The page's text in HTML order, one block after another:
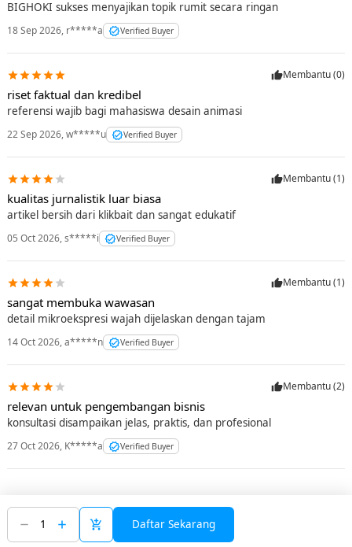
BIGHOKI sukses menyajikan topik rumit secara ringan
18 Sep 2026, r*****a Verified Buyer
Membantu (0)
riset faktual dan kredibel
referensi wajib bagi mahasiswa desain animasi
22 Sep 2026,w*****u Verified Buyer
Membantu (1)
kualitas jurnalistik luar biasa
artikel bersih dari klikbait dan sangat edukatif
05 Oct 2026,s*****i Verified Buyer
Membantu (1)
sangat membuka wawasan
detail mikroekspresi wajah dijelaskan dengan tajam
14 Oct 2026,a*****n Verified Buyer
Membantu (2)
relevan untuk pengembangan bisnis
konsultasi disampaikan jelas, praktis, dan profesional
27 Oct 2026, K*****a Verified Buyer
Daftar Sekarang